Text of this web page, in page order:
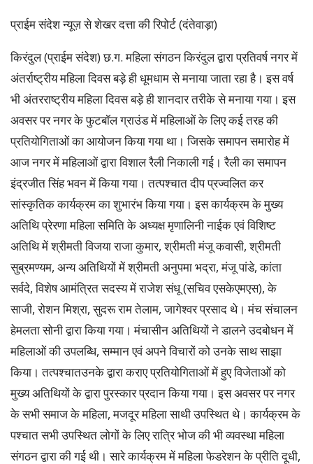
प्राईम संदेश न्यूज़ से शेखर दत्ता की रिपोर्ट (दंतेवाड़ा)
किरंदुल (प्राईम संदेश) छ.ग. महिला संगठन किरंदुल द्वारा प्रतिवर्ष नगर में
अंतर्राष्ट्रीय महिला दिवस बड़े ही धूमधाम से मनाया जाता रहा है। इस वर्ष
भी अंतरराष्ट्रीय महिला दिवस बड़े ही शानदार तरीके से मनाया गया। इस
अवसर पर नगर के फुटबॉल ग्राउंड में महिलाओं के लिए कई तरह की
प्रतियोगिताओं का आयोजन किया गया था। जिसके समापन समारोह में
आज नगर में महिलाओं द्वारा विशाल रैली निकाली गई। रैली का समापन
इंद्रजीत सिंह भवन में किया गया। तत्पश्चात दीप प्रज्वलित कर
सांस्कृतिक कार्यक्रम का शुभारंभ किया गया। इस कार्यक्रम के मुख्य
अतिथि प्रेरणा महिला समिति के अध्यक्ष मृणालिनी नाईक एवं विशिष्ट
अतिथि में श्रीमती विजया राजा कुमार, श्रीमती मंजू कवासी, श्रीमती
सुब्रमण्यम, अन्य अतिथियों में श्रीमती अनुपमा भद्रा, मंजू पांडे, कांता
सर्वदे, विशेष आमंत्रित सदस्य में राजेश संधू (सचिव एसकेएमएस), के
साजी, रोशन मिश्रा, सुदरू राम तेलाम, जागेश्वर प्रसाद थे। मंच संचालन
हेमलता सोनी द्वारा किया गया। मंचासीन अतिथियों ने डालने उदबोधन में
महिलाओं की उपलब्धि, सम्मान एवं अपने विचारों को उनके साथ साझा
किया। तत्पश्चातउनके द्वारा कराए प्रतियोगिताओं में हुए विजेताओं को
मुख्य अतिथियों के द्वारा पुरस्कार प्रदान किया गया। इस अवसर पर नगर
के सभी समाज के महिला, मजदूर महिला साथी उपस्थित थे। कार्यक्रम के
पश्चात सभी उपस्थित लोगों के लिए रात्रि भोज की भी व्यवस्था महिला
संगठन द्वारा की गई थी। सारे कार्यक्रम में महिला फेडरेशन के प्रीति दूधी,